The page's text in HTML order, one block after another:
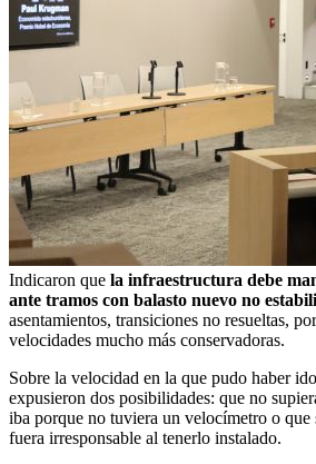
Indicaron que la infraestructura debe
ante tramos con balasto nuevo no
asentamientos, transiciones no resueltas,
velocidades mucho más conservadoras.
Sobre la velocidad en la que pudo haber
expusieron dos posibilidades: que no
iba porque no tuviera un velocímetro o que
fuera irresponsable al tenerlo instalado.